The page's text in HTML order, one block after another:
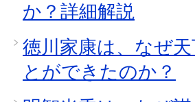
か？詳細解説
徳川家康は、なぜ
とができたのか？